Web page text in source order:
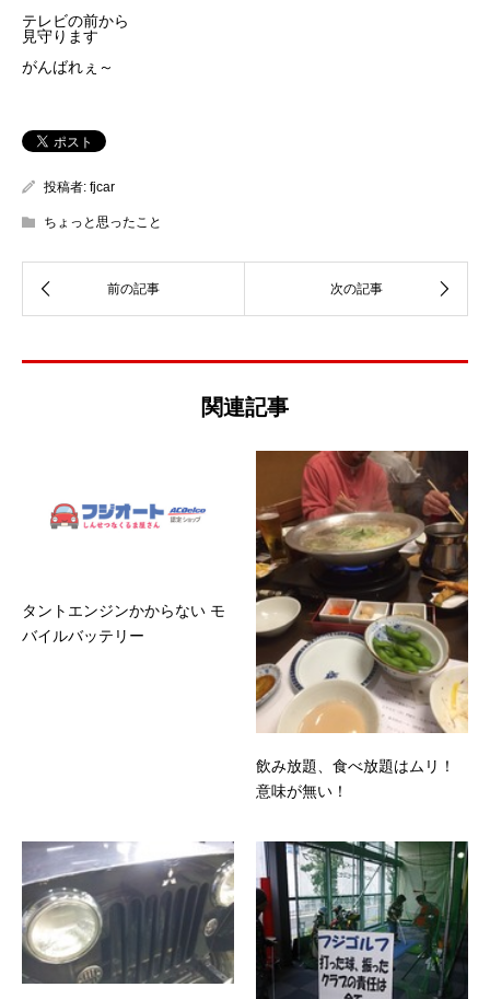
テレビの前から
見守ります
がんばれぇ～
投稿者: fjcar
ちょっと思ったこと
関連記事
タントエンジンかからない モ
バイルバッテリー
飲み放題、食べ放題はムリ！
意味が無い！